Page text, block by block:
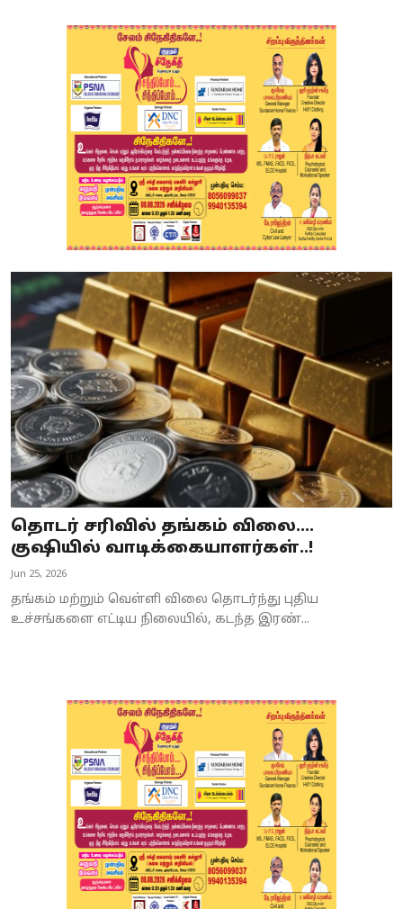
தொடர் சரிவில் தங்கம் விலை....
குஷியில் வாடிக்கையாளர்கள்..!
Jun 25, 2026
தங்கம் மற்றும் வெள்ளி விலை தொடர்ந்து புதிய
உச்சங்களை எட்டிய நிலையில், கடந்த இரண்...